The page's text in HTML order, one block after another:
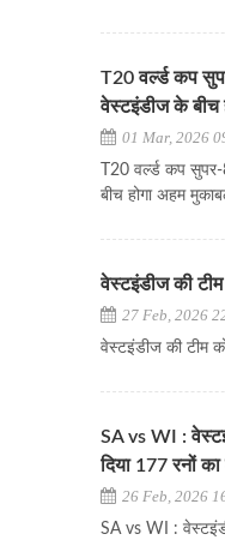
T20 वर्ल्ड कप
वेस्टइंडीज के बीच
01 Mar, 2026
T20 वर्ल्ड कप
बीच होगा अहम
वेस्टइंडीज की
27 Feb, 2026
वेस्टइंडीज की टीम
SA vs WI :
दिया 177 रनों का
26 Feb, 2026
SA vs WI :